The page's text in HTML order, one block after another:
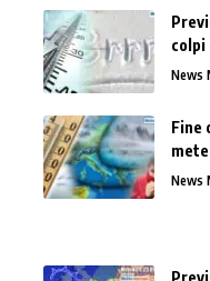
colpi
News
Fine
News